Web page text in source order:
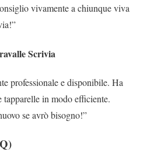
vivamente a chiunque viva
Scrivia
professionale e disponibile. Ha
in modo efficiente.
se avrò bisogno!”